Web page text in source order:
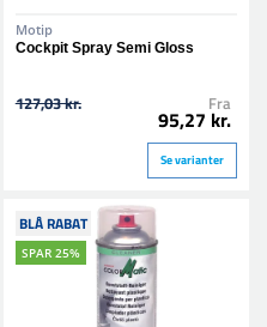
Motip
Cockpit Spray Semi Gloss
127,03 kr. Fra
95,27 kr.
Se varianter
BLÅ RABAT
SPAR 25%